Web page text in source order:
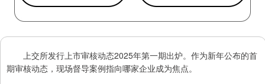
上交所发行上市审核动态2025年第一期出炉。作为新年公布的首
期审核动态，现场督导案例指向哪家企业成为焦点。